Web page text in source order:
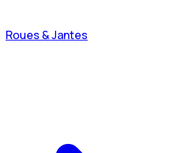
Roues & Jantes